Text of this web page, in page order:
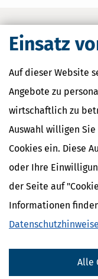
Einsatz
Auf dieser Website
Angebote zu
wirtschaftlich zu
Auswahl willigen
Cookies ein. Diese
oder Ihre
der Seite auf
Informationen
Alle
Familienkassen
Finanzamt
Finanzamt
Finanzamt